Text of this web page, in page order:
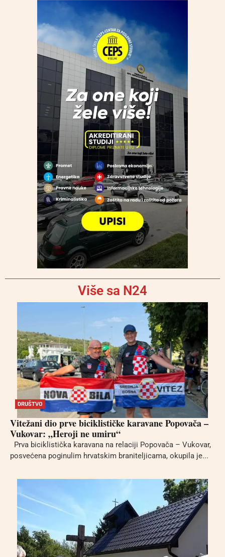
Više sa N24
DRUŠTVO
Vitežani dio prve biciklističke karavane Popovača –
Vukovar: „Heroji ne umiru“
Prva biciklistička karavana na relaciji Popovača – Vukovar,
posvećena poginulim hrvatskim braniteljicama, okupila je...